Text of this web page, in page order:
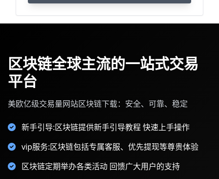
区块链全球主流的一站式交易
平台
美欧亿级交易量网站区块链下载：安全、可靠、稳定
新手引导:区块链提供新手引导教程 快速上手操作
vip服务:区块链包括专属客服、优先提现等尊贵体验
区块链定期举办各类活动 回馈广大用户的支持